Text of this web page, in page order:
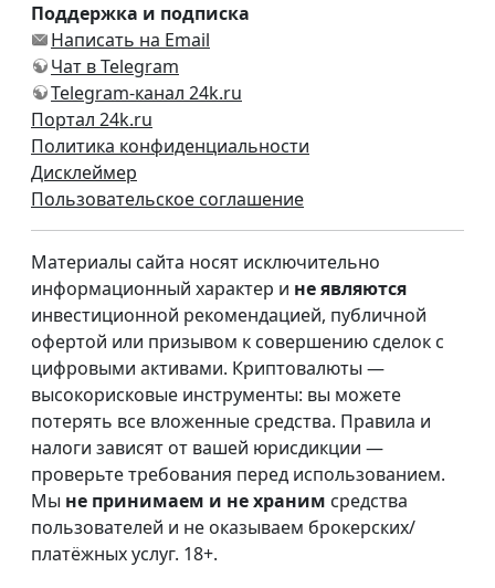
Поддержка и подписка
Написать на Email
Чат в Telegram
Telegram-канал 24k.ru
Портал 24k.ru
Политика конфиденциальности
Дисклеймер
Пользовательское соглашение
Материалы сайта носят исключительно
информационный характер и не являются
инвестиционной рекомендацией, публичной
офертой или призывом к совершению сделок с
цифровыми активами. Криптовалюты —
высокорисковые инструменты: вы можете
потерять все вложенные средства. Правила и
налоги зависят от вашей юрисдикции —
проверьте требования перед использованием.
Мы не принимаем и не храним средства
пользователей и не оказываем брокерских/
платёжных услуг. 18+.